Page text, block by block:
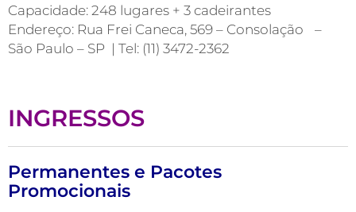
Capacidade: 248 lugares + 3 cadeirantes
Endereço: Rua Frei Caneca, 569 – Consolação –
São Paulo – SP | Tel: (11) 3472-2362
INGRESSOS
Permanentes e Pacotes
Promocionais